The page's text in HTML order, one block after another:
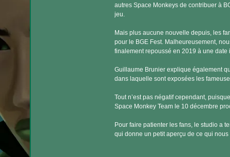
autres Space Monkeys de contribuer à
jeu.
Mais plus aucune nouvelle depuis, les
pour le BGE Fest. Malheureusement,
finalement repoussé en 2019 à une date
Guillaume Brunier explique également
dans laquelle sont exposées les
Tout n’est pas négatif cependant,
Space Monkey Team le 10 décembre
Pour faire patienter les fans, le studio a
qui donne un petit aperçu de ce qui